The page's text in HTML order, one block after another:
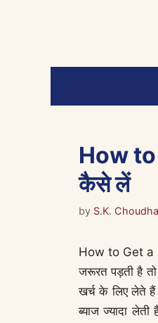
How to
कैसे लें
by S.K.
How to Get a
जरूरत पड़ती है तो
खर्च के लिए लेते
ब्याज ज्यादा